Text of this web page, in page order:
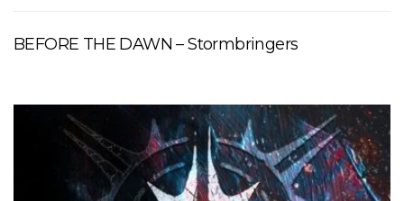
BEFORE THE DAWN – Stormbringers